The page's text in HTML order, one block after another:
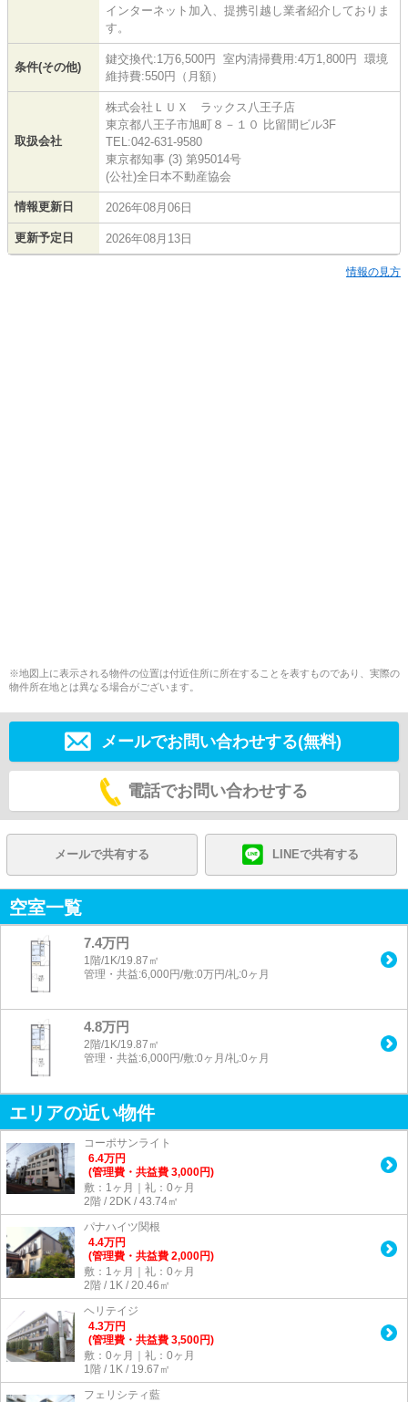
インターネット加入、提携引越し業者紹介しておりま
す。
条件(その他)
鍵交換代:1万6,500円 室内清掃費用:4万1,800円 環境
維持費:550円（月額）
取扱会社
株式会社ＬＵＸ ラックス八王子店
東京都八王子市旭町８－１０ 比留間ビル3F
TEL:042-631-9580
東京都知事 (3) 第95014号
(公社)全日本不動産協会
情報更新日 2026年08月06日
更新予定日 2026年08月13日
情報の見方
※地図上に表示される物件の位置は付近住所に所在することを表すものであり、実際の
物件所在地とは異なる場合がございます。
メールでお問い合わせする(無料)
電話でお問い合わせする
メールで共有する LINEで共有する
空室一覧
7.4万円
1階/1K/19.87㎡
管理・共益:6,000円/敷:0万円/礼:0ヶ月
4.8万円
2階/1K/19.87㎡
管理・共益:6,000円/敷:0ヶ月/礼:0ヶ月
エリアの近い物件
コーポサンライト
6.4万円
(管理費・共益費 3,000円)
敷：1ヶ月｜礼：0ヶ月
2階 / 2DK / 43.74㎡
パナハイツ関根
4.4万円
(管理費・共益費 2,000円)
敷：1ヶ月｜礼：0ヶ月
2階 / 1K / 20.46㎡
ヘリテイジ
4.3万円
(管理費・共益費 3,500円)
敷：0ヶ月｜礼：0ヶ月
1階 / 1K / 19.67㎡
フェリシティ藍